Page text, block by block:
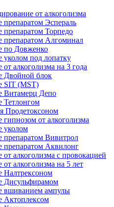
от алкоголизма
препаратом Эспераль
препаратом Торпедо
препаратом Алгоминал
по Довженко
уколом под лопатку
алкоголизма на 3 года
Двойной блок
SIT (MST)
Витамерц Депо
Тетлонгом
Продетоксоном
гипнозом от алкоголизма
уколом
препаратом Вивитрол
препаратом Аквилонг
от алкоголизма с провокацией
алкоголизма на 5 лет
Налтрексоном
Дисульфирамом
вшиванием ампулы
Актоплексом